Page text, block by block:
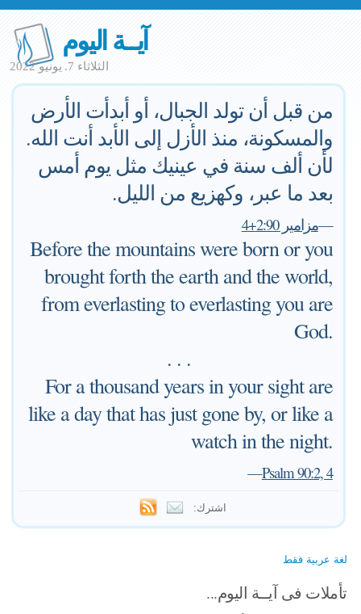
آيــة اليوم
الثلاثاء 7. يونيو 2022
من قبل أن تولد الجبال، أو أبدأت الأرض
والمسكونة، منذ الأزل إلى الأبد أنت الله.
لأن ألف سنة في عينيك مثل يوم أمس
بعد ما عبر، وكهزيع من الليل.
—مزامير 2:90+4
Before the mountains were born or you
brought forth the earth and the world,
from everlasting to everlasting you are
God.
. . .
For a thousand years in your sight are
like a day that has just gone by, or like a
watch in the night.
—Psalm 90:2, 4
اشترك:
لغة عربية فقط
تأملات فى آيــة اليوم...